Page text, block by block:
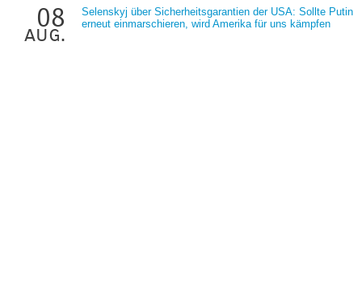
08
aug.
Selenskyj über Sicherheitsgarantien der USA: Sollte Putin
erneut einmarschieren, wird Amerika für uns kämpfen